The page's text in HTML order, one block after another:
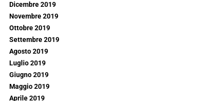
Dicembre 2019
Novembre 2019
Ottobre 2019
Settembre 2019
Agosto 2019
Luglio 2019
Giugno 2019
Maggio 2019
Aprile 2019